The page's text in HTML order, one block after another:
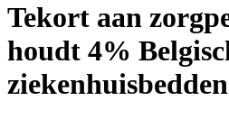
Tekort aan
houdt 4%